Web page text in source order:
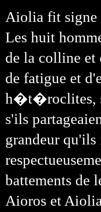
Aiolia fit signe
Les huit
de la colline
de fatigue et
h�t�roclites,
s'ils
grandeur
battements de
Aioros et